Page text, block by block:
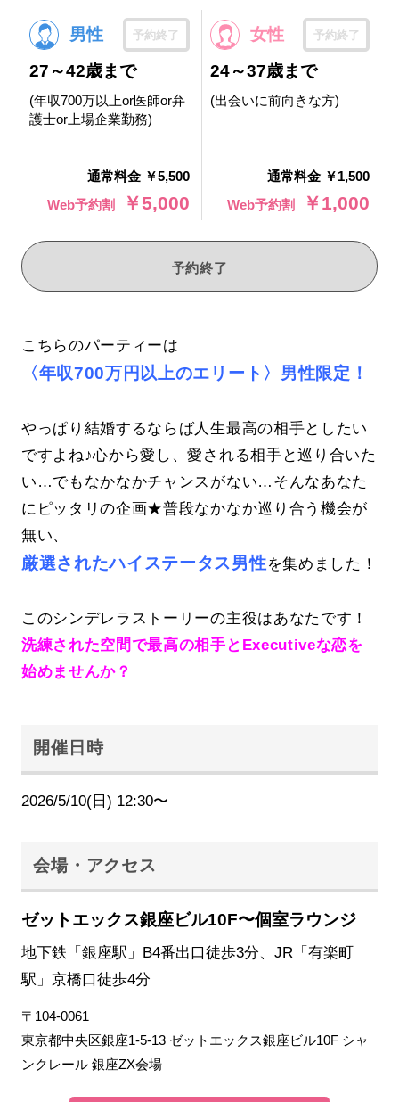
男性 予約終了
27～42歳まで
(年収700万以上or医師or弁
護士or上場企業勤務)
通常料金 ￥5,500
Web予約割
￥5,000
女性 予約終了
24～37歳まで
(出会いに前向きな方)
通常料金 ￥1,500
Web予約割
￥1,000
予約終了
こちらのパーティーは
〈年収700万円以上のエリート〉男性限定！
やっぱり結婚するならば人生最高の相手としたい
ですよね♪心から愛し、愛される相手と巡り合いた
い…でもなかなかチャンスがない…そんなあなた
にピッタリの企画★普段なかなか巡り合う機会が
無い、
厳選されたハイステータス男性を集めました！
このシンデレラストーリーの主役はあなたです！
洗練された空間で最高の相手とExecutiveな恋を
始めませんか？
開催日時
2026/5/10(日) 12:30〜
会場・アクセス
ゼットエックス銀座ビル10F〜個室ラウンジ
地下鉄「銀座駅」B4番出口徒歩3分、JR「有楽町
駅」京橋口徒歩4分
〒104-0061
東京都中央区銀座1-5-13 ゼットエックス銀座ビル10F シャ
ンクレール 銀座ZX会場